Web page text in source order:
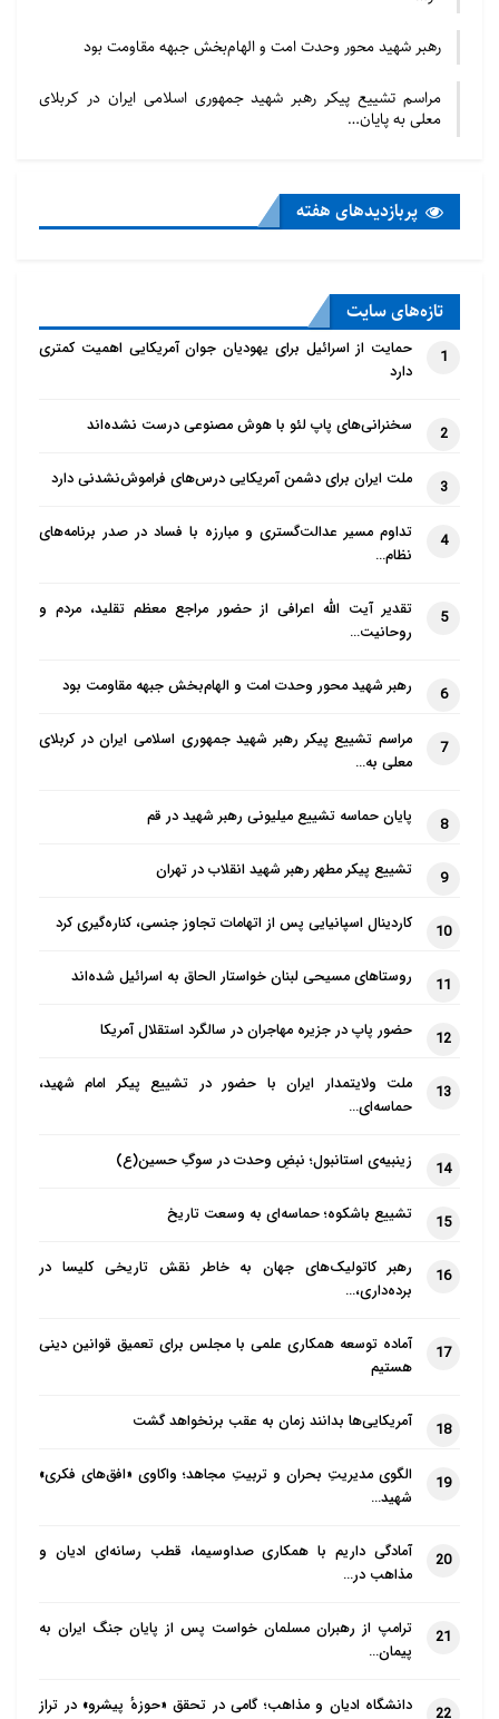
رهبر شهید محور وحدت امت و الهام‌بخش جبهه مقاومت بود
مراسم تشییع پیکر رهبر شهید جمهوری اسلامی ایران در کربلای
معلی به پایان…
پربازدید‌های هفته
تازه‌‌های سایت
1
حمایت از اسرائیل برای یهودیان جوان آمریکایی اهمیت کمتری
دارد
2 سخنرانی‌های پاپ لئو با هوش مصنوعی درست نشده‌اند
3 ملت ایران برای دشمن آمریکایی درس‌های فراموش‌نشدنی دارد
4
تداوم مسیر عدالت‌گستری و مبارزه با فساد در صدر برنامه‌های
نظام…
5
تقدیر آیت الله اعرافی از حضور مراجع معظم تقلید، مردم و
روحانیت…
6 رهبر شهید محور وحدت امت و الهام‌بخش جبهه مقاومت بود
7
مراسم تشییع پیکر رهبر شهید جمهوری اسلامی ایران در کربلای
معلی به…
8 پایان حماسه تشییع میلیونی رهبر شهید در قم
9 تشییع پیکر مطهر رهبر شهید انقلاب در تهران
10 کاردینال اسپانیایی پس از اتهامات تجاوز جنسی، کناره‌گیری کرد
11 روستاهای مسیحی لبنان خواستار الحاق به اسرائیل شده‌اند
12 حضور پاپ در جزیره مهاجران در سالگرد استقلال آمریکا
13
ملت ولایتمدار ایران با حضور در تشییع پیکر امام شهید،
حماسه‌ای…
14 زینبیه‌ی استانبول؛ نبضِ وحدت در سوگِ حسین(ع)
15 تشییع باشکوه؛ حماسه‌ای به وسعت تاریخ
16
رهبر کاتولیک‌های جهان به خاطر نقش تاریخی کلیسا در
برده‌داری،…
17
آماده توسعه همکاری علمی با مجلس برای تعمیق قوانین دینی
هستیم
18 آمریکایی‌ها بدانند زمان به عقب برنخواهد گشت
19
الگوی مدیریتِ بحران و تربیتِ مجاهد؛ واکاوی «افق‌های فکری»
شهید…
20
آمادگی داریم با همکاری صداوسیما، قطب رسانه‌ای ادیان و
مذاهب در…
21
ترامپ از رهبران مسلمان خواست پس از پایان جنگ ایران به
پیمان…
دانشگاه ادیان و مذاهب؛ گامی در تحقق «حوزهٔ پیشرو» در تراز